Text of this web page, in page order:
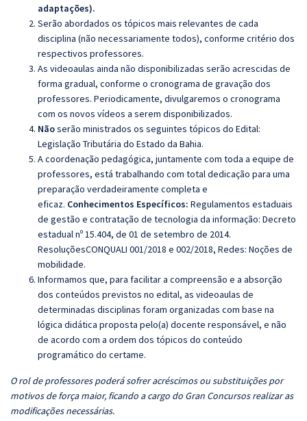
adaptações).
Serão abordados os tópicos mais relevantes de cada
disciplina (não necessariamente todos), conforme critério dos
respectivos professores.
As videoaulas ainda não disponibilizadas serão acrescidas de
forma gradual, conforme o cronograma de gravação dos
professores. Periodicamente, divulgaremos o cronograma
com os novos vídeos a serem disponibilizados.
Nãoserão ministrados os seguintes tópicos do Edital:
Legislação Tributária do Estado da Bahia.
A coordenação pedagógica, juntamente com toda a equipe de
professores, está trabalhando com total dedicação para uma
preparação verdadeiramente completa e
eficaz. Conhecimentos Específicos: Regulamentos estaduais
de gestão e contratação de tecnologia da informação: Decreto
estadual nº 15.404, de 01 de setembro de 2014.
ResoluçõesCONQUALI 001/2018 e 002/2018, Redes: Noções de
mobilidade.
Informamos que, para facilitar a compreensão e a absorção
dos conteúdos previstos no edital, as videoaulas de
determinadas disciplinas foram organizadas com base na
lógica didática proposta pelo(a) docente responsável, e não
de acordo com a ordem dos tópicos do conteúdo
programático do certame.
O rol de professores poderá sofrer acréscimos ou substituições por
motivos de força maior, ficando a cargo do Gran Concursos realizar as
modificações necessárias.